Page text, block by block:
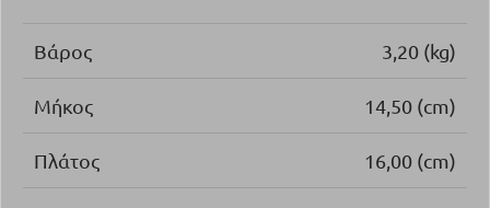
Βάρος 3,20 (kg)
Μήκος 14,50 (cm)
Πλάτος 16,00 (cm)